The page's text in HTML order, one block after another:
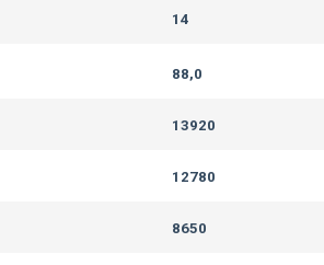
14
88,0
13920
12780
8650